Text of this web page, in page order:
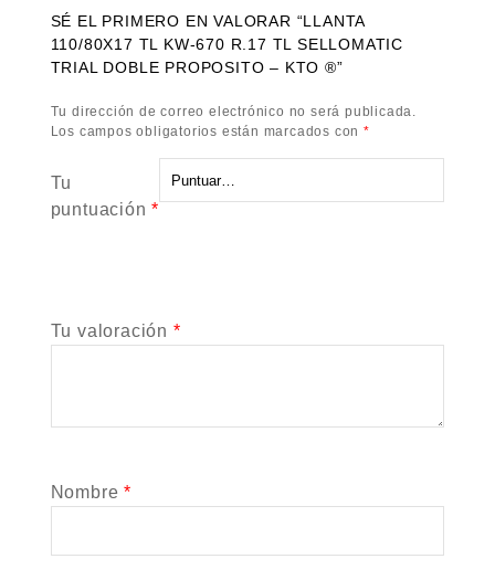
SÉ EL PRIMERO EN VALORAR “LLANTA
110/80X17 TL KW-670 R.17 TL SELLOMATIC
TRIAL DOBLE PROPOSITO – KTO ®”
Tu dirección de correo electrónico no será publicada.
Los campos obligatorios están marcados con *
Tu
puntuación*
Tu valoración *
Nombre*